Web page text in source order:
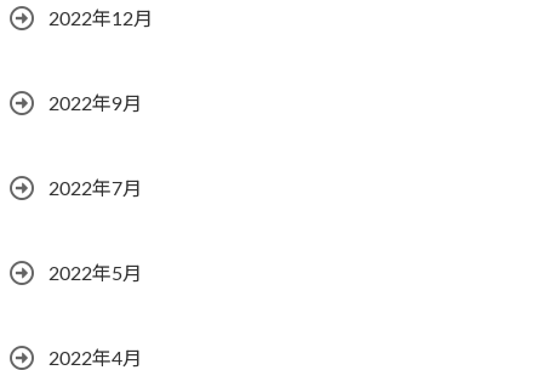
2022年12月
2022年9月
2022年7月
2022年5月
2022年4月